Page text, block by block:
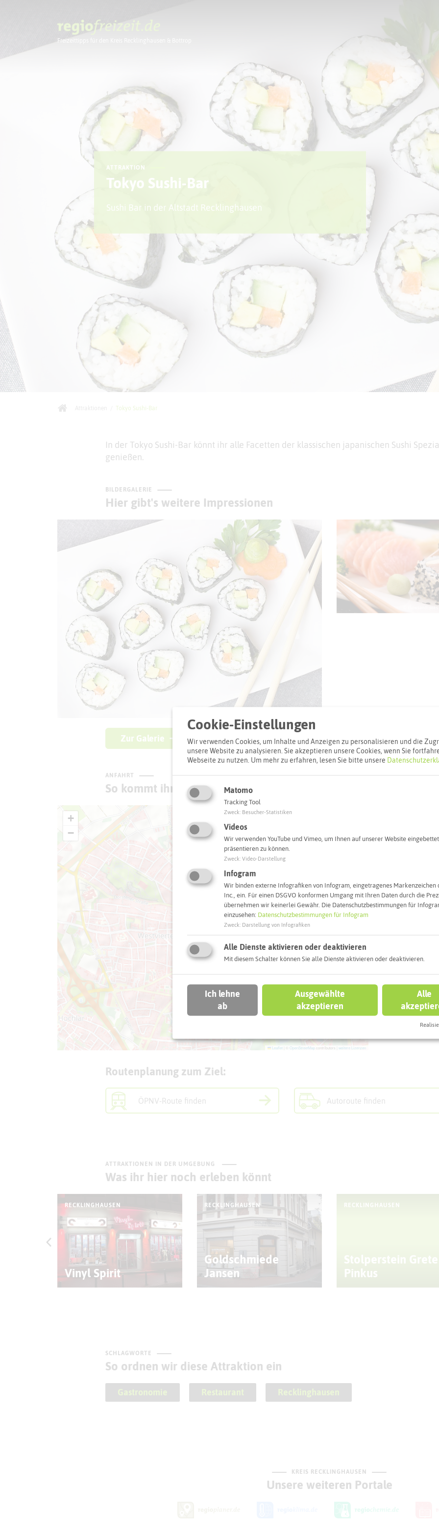
Freizeittipps für den Kreis Recklinghausen & Bottrop
Sport + Bewegung Aktuelles
ATTRAKTION
Tokyo Sushi-Bar
Sushi Bar in der Altstadt Recklinghausen
Tokyo Sushi-Bar
In der Tokyo Sushi-Bar könnt ihr alle Facetten der klassischen japanischen Sushi
genießen.
BILDERGALERIE
Hier gibt's weitere Impressionen
©
Zur Galerie
ANFAHRT
So kommt ihr zum Ziel
+
−
Leaflet OpenStreetMapcontributors | weitere Lizenzen
Routenplanung zum Ziel:
ÖPNV-Route finden Autoroute finden
ATTRAKTIONEN IN DER UMGEBUNG
Was ihr hier noch erleben könnt
RECKLINGHAUSEN
Vinyl Spirit
RECKLINGHAUSEN
Goldschmiede
Jansen
RECKLINGHAUSEN
Stolperstein Grete
Pinkus
SCHLAGWORTE
So ordnen wir diese Attraktion ein
Gastronomie Restaurant Recklinghausen
KREIS RECKLINGHAUSEN
Unsere weiteren Portale
Cookie-Einstellungen
Wir verwenden Cookies, um Inhalte und Anzeigen zu personalisieren und die
unsere Website zu analysieren. Sie akzeptieren unsere Cookies, wenn Sie
Webseite zu nutzen. Um mehr zu erfahren, lesen Sie bitte unsere
Matomo
Tracking Tool
Zweck: Besucher-Statistiken
Videos
Wir verwenden YouTube und Vimeo, um Ihnen auf unserer Website
präsentieren zu können.
Zweck: Video-Darstellung
Infogram
Wir binden externe Infografiken von Infogram, eingetragenes Markenzeichen
Inc., ein. Für einen DSGVO konformen Umgang mit Ihren Daten durch die
übernehmen wir keinerlei Gewähr. Die Datenschutzbestimmungen für
einzusehen: Datenschutzbestimmungen für Infogram
Zweck: Darstellung von Infografiken
Alle Dienste aktivieren oder deaktivieren
Mit diesem Schalter können Sie alle Dienste aktivieren oder deaktivieren.
Ich lehne
ab
Ausgewählte
akzeptieren
Alle